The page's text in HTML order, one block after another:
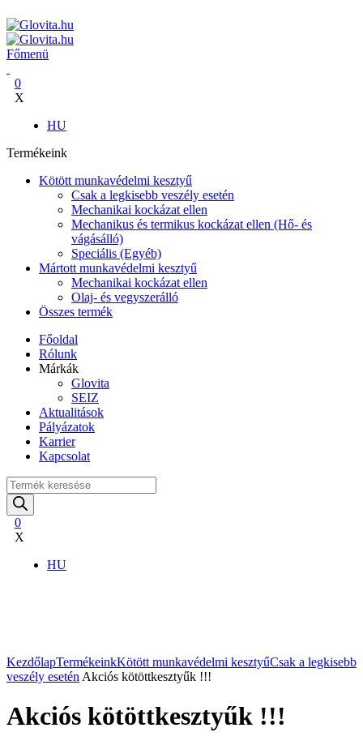
Főmenü
0
X
HU
Termékeink
Kötött munkavédelmi kesztyű
Csak a legkisebb veszély esetén
Mechanikai kockázat ellen
Mechanikus és termikus kockázat ellen (Hő- és
vágásálló)
Speciális (Egyéb)
Mártott munkavédelmi kesztyű
Mechanikai kockázat ellen
Olaj- és vegyszerálló
Összes termék
Főoldal
Rólunk
Márkák
Glovita
SEIZ
Aktualitások
Pályázatok
Karrier
Kapcsolat
Products
search
0
X
HU
KezdőlapTermékeinkKötött munkavédelmi kesztyűCsak a legkisebb
veszély esetén Akciós kötöttkesztyűk !!!
Akciós kötöttkesztyűk !!!